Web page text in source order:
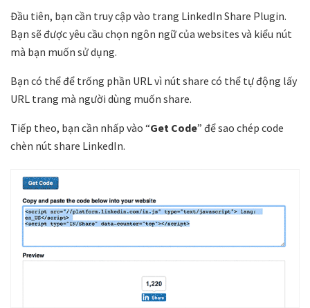
Đầu tiên, bạn cần truy cập vào trang LinkedIn Share Plugin.
Bạn sẽ được yêu cầu chọn ngôn ngữ của websites và kiểu nút
mà bạn muốn sử dụng.
Bạn có thể để trống phần URL vì nút share có thể tự động lấy
URL trang mà người dùng muốn share.
Tiếp theo, bạn cần nhấp vào “Get Code” để sao chép code
chèn nút share LinkedIn.